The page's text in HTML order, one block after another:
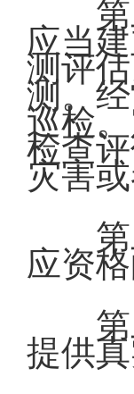
应当
测评
测。
巡检
检查
灾害
应资
提供